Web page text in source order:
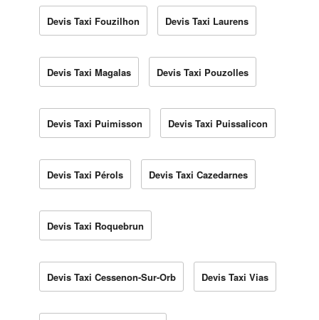
Devis Taxi Fouzilhon Devis Taxi Laurens
Devis Taxi Magalas Devis Taxi Pouzolles
Devis Taxi Puimisson Devis Taxi Puissalicon
Devis Taxi Pérols Devis Taxi Cazedarnes
Devis Taxi Roquebrun
Devis Taxi Cessenon-Sur-Orb Devis Taxi Vias